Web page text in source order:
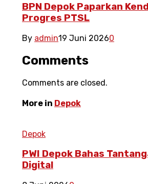
BPN Depok Paparkan
Progres PTSL
By admin19 Juni 20260
Comments
Comments are closed.
More in Depok
Depok
PWI Depok Bahas
Digital